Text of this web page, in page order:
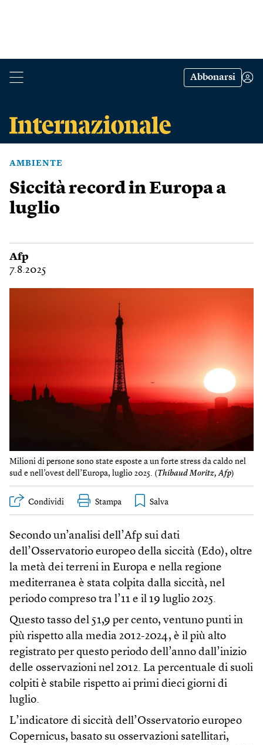
Abbonarsi
AMBIENTE
Siccità record in Europa a
luglio
Afp
7.8.2025
Milioni di persone sono state esposte a un forte stress da caldo nel
sud e nell’ovest dell’Europa, luglio 2025. (Thibaud Moritz, Afp)
Condividi Stampa
Secondo un’analisi dell’Afp sui dati
dell’Osservatorio europeo della siccità (Edo), oltre
la metà dei terreni in Europa e nella regione
mediterranea è stata colpita dalla siccità, nel
periodo compreso tra l’11 e il 19 luglio 2025.
Questo tasso del 51,9 per cento, ventuno punti in
più rispetto alla media 2012-2024, è il più alto
registrato per questo periodo dell’anno dall’inizio
delle osservazioni nel 2012. La percentuale di suoli
colpiti è stabile rispetto ai primi dieci giorni di
luglio.
L’indicatore di siccità dell’Osservatorio europeo
Copernicus, basato su osservazioni satellitari,